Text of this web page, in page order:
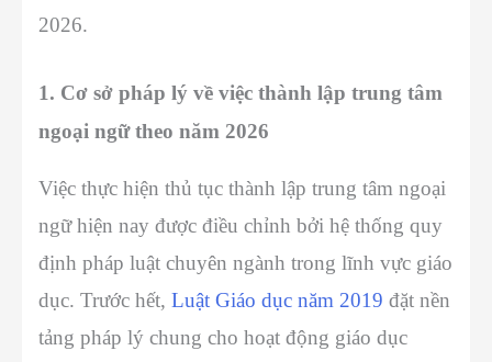
2026.
1. Cơ sở pháp lý về việc thành lập trung tâm
ngoại ngữ theo năm 2026
Việc thực hiện thủ tục thành lập trung tâm ngoại
ngữ hiện nay được điều chỉnh bởi hệ thống quy
định pháp luật chuyên ngành trong lĩnh vực giáo
dục. Trước hết, Luật Giáo dục năm 2019 đặt nền
tảng pháp lý chung cho hoạt động giáo dục